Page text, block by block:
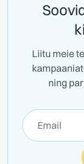
Liitu meie
ning